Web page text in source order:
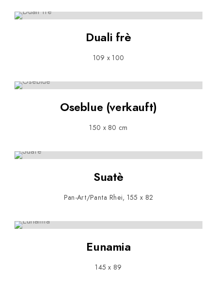
Duali frè
109 x 100
Oseblue (verkauft)
150 x 80 cm
Suatè
Pan-Art/Panta Rhei, 155 x 82
Eunamia
145 x 89